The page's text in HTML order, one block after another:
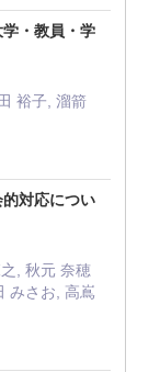
・教員・学
裕子, 溜箭
対応につい
, 秋元 奈穂
みさお, 高嶌